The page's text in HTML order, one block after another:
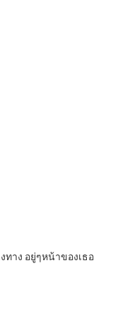
ทาง​ อยู่ๆหน้าของเธอ